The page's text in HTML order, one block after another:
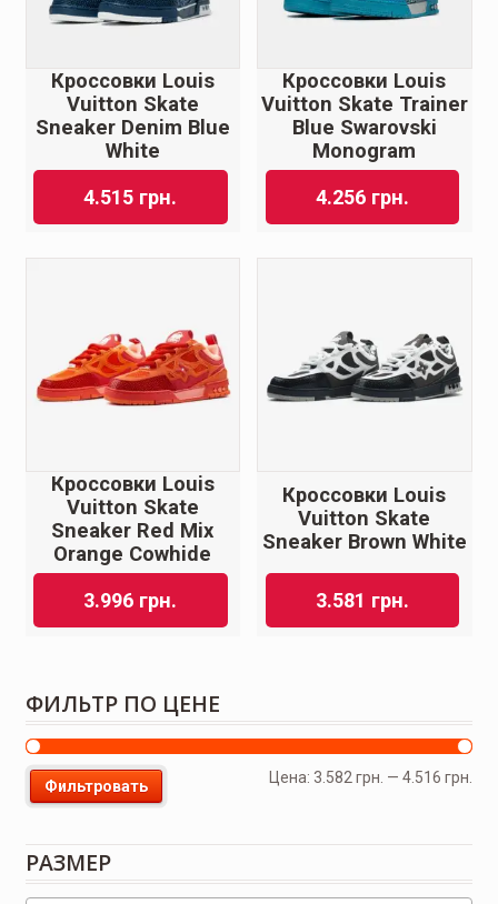
Кроссовки Louis
Vuitton Skate
Sneaker Denim Blue
White
4.515 грн.
Кроссовки Louis
Vuitton Skate Trainer
Blue Swarovski
Monogram
4.256 грн.
Кроссовки Louis
Vuitton Skate
Sneaker Red Mix
Orange Cowhide
3.996 грн.
Кроссовки Louis
Vuitton Skate
Sneaker Brown White
3.581 грн.
ФИЛЬТР ПО ЦЕНЕ
Фильтровать
Цена:3.582 грн. —4.516 грн.
РАЗМЕР